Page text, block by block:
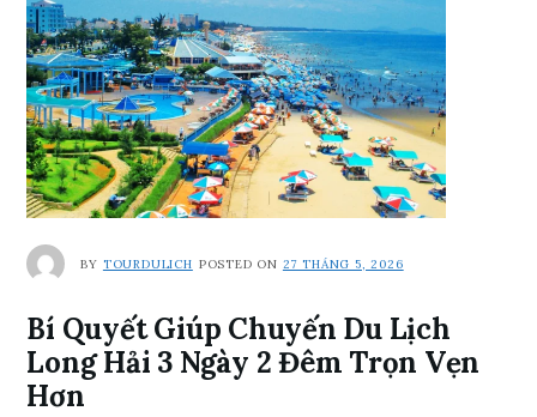
BY TOURDULICH POSTED ON 27 THÁNG 5, 2026
Bí Quyết Giúp Chuyến Du Lịch
Long Hải 3 Ngày 2 Đêm Trọn Vẹn
Hơn